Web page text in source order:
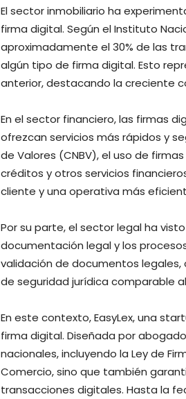
El sector inmobiliario ha
firma digital. Según el Instituto
aproximadamente el 30% de las
algún tipo de firma digital. Esto
anterior, destacando la creciente
En el sector financiero, las firmas
ofrezcan servicios más rápidos y
de Valores (CNBV), el uso de
créditos y otros servicios
cliente y una operativa más
Por su parte, el sector legal ha
documentación legal y los
validación de documentos
de seguridad jurídica comparable
En este contexto, EasyLex, una
firma digital. Diseñada por
nacionales, incluyendo la Ley de
Comercio, sino que también
transacciones digitales. Hasta la